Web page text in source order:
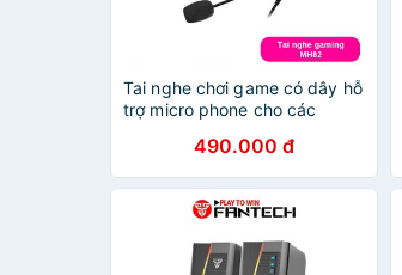
Tai nghe chơi game có dây hỗ
trợ micro phone cho các
Fantech MH82 ECHO - Hàng
chính hãng
490.000 đ